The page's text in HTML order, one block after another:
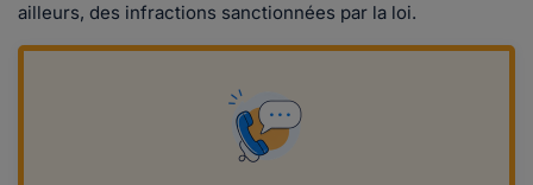
ailleurs, des infractions sanctionnées par la loi.